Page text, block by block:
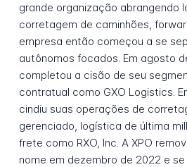
grande organização abrangendo
corretagem de caminhões,
empresa então começou a se
autônomos focados. Em agosto
completou a cisão de seu
contratual como GXO Logistics.
cindiu suas operações de
gerenciado, logística de última
frete como RXO, Inc. A XPO
nome em dezembro de 2022 e se